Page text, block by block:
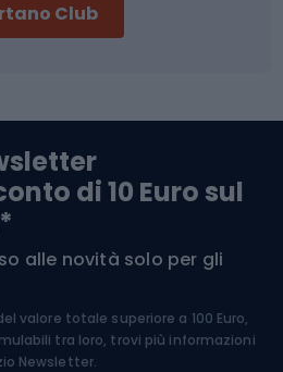
Club
di 10 Euro sul
alle novità solo per gli
valore totale superiore a 100 Euro,
tra loro, trovi più informazioni
Newsletter.